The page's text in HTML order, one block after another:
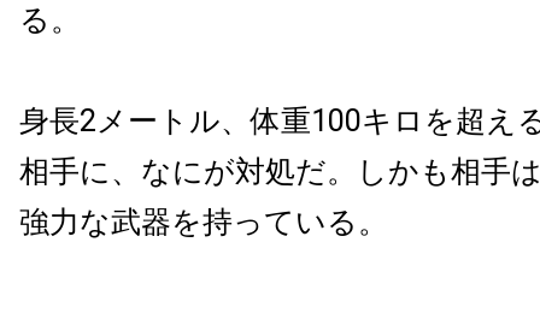
る。
身長2メートル、体重100キロを超え
相手に、なにが対処だ。しかも相手
強力な武器を持っている。